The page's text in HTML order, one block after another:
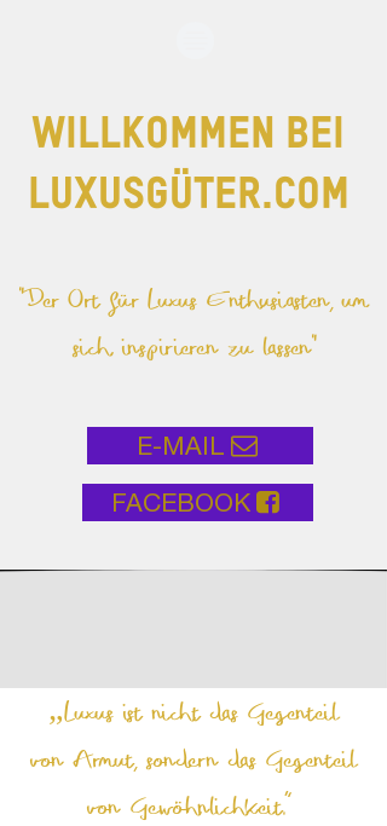
WILLKOMMEN BEI
LUXUSGÜTER.COM
"Der Ort für Luxus Enthusiasten, um
sich inspirieren zu lassen"
FACEBOOK
E-MAIL
„Luxus ist nicht das Gegenteil
von Armut, sondern das Gegenteil
von Gewöhnlichkeit.“